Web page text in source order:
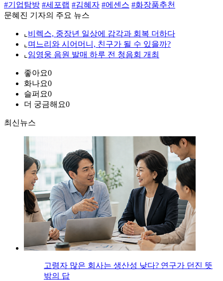
#기업탐방 #세포랩 #김혜자 #에센스 #화장품추천
문혜진 기자의 주요 뉴스
⌞ 비렉스, 중장년 일상에 감각과 회복 더하다
⌞ 며느리와 시어머니, 친구가 될 수 있을까?
⌞ 임영웅 음원 발매 하루 전 청음회 개최
좋아요0
화나요0
슬퍼요0
더 궁금해요0
최신뉴스
고령자 많은 회사는 생산성 낮다? 연구가 던진 뜻
밖의 답